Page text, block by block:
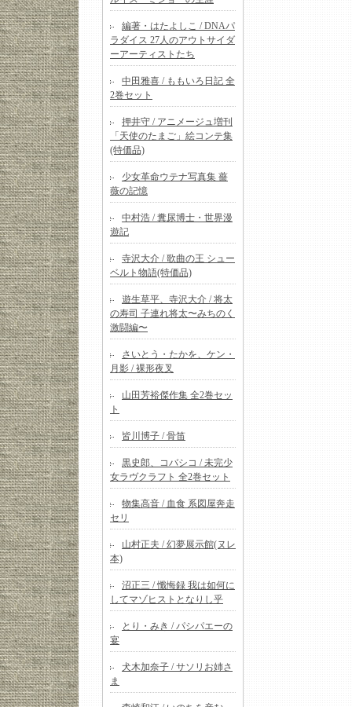
編著・はたよしこ / DNAパ
ラダイス 27人のアウトサイダ
ーアーティストたち
中田雅喜 / ももいろ日記 全
2巻セット
押井守 / アニメージュ増刊
「天使のたまご」絵コンテ集
(特価品)
少女革命ウテナ写真集 薔
薇の記憶
中村浩 / 糞尿博士・世界漫
遊記
寺沢大介 / 歌曲の王 シュー
ベルト物語(特価品)
遊生草平、寺沢大介 / 将太
の寿司 子連れ将太〜みちのく
激闘編〜
さいとう・たかを、ケン・
月影 / 裸形夜叉
山田芳裕傑作集 全2巻セッ
ト
皆川博子 / 骨笛
黒史郎、コバシコ / 未完少
女ラヴクラフト 全2巻セット
物集高音 / 血食 系図屋奔走
セリ
山村正夫 / 幻夢展示館(ヌレ
本)
沼正三 / 懺悔録 我は如何に
してマゾヒストとなりし乎
とり・みき / パシパエーの
宴
犬木加奈子 / サソリお姉さ
ま